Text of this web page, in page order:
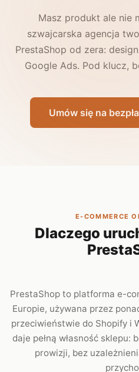
Masz produkt ale nie
szwajcarska agencja
PrestaShop od zera:
Google Ads. Pod klucz,
Umów się na
E-COMMERCE
Dlaczego
PrestaShop to platforma e-
Europie, używana przez
przeciwieństwie do Shopify i
daje pełną własność sklepu:
prowizji, bez